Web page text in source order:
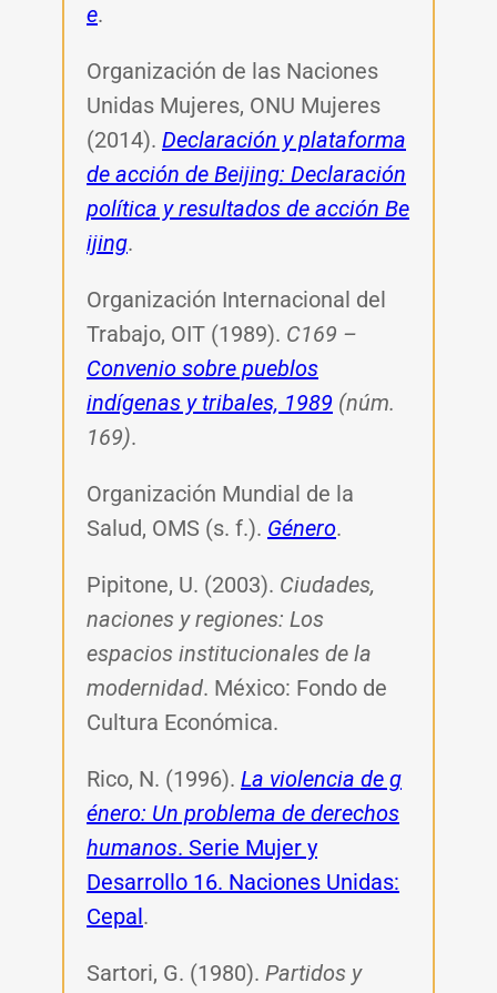
e.
Organización de las Naciones
Unidas Mujeres, ONU Mujeres
(2014). Declaración y plataforma
de acción de Beijing: Declaración
política y resultados de acción Be
ijing.
Organización Internacional del
Trabajo, OIT (1989). C169 –
Convenio sobre pueblos
indígenas y tribales, 1989 (núm.
169).
Organización Mundial de la
Salud, OMS (s. f.). Género.
Pipitone, U. (2003). Ciudades,
naciones y regiones: Los
espacios institucionales de la
modernidad. México: Fondo de
Cultura Económica.
Rico, N. (1996). La violencia de g
énero: Un problema de derechos
humanos. Serie Mujer y
Desarrollo 16. Naciones Unidas:
Cepal.
Sartori, G. (1980). Partidos y